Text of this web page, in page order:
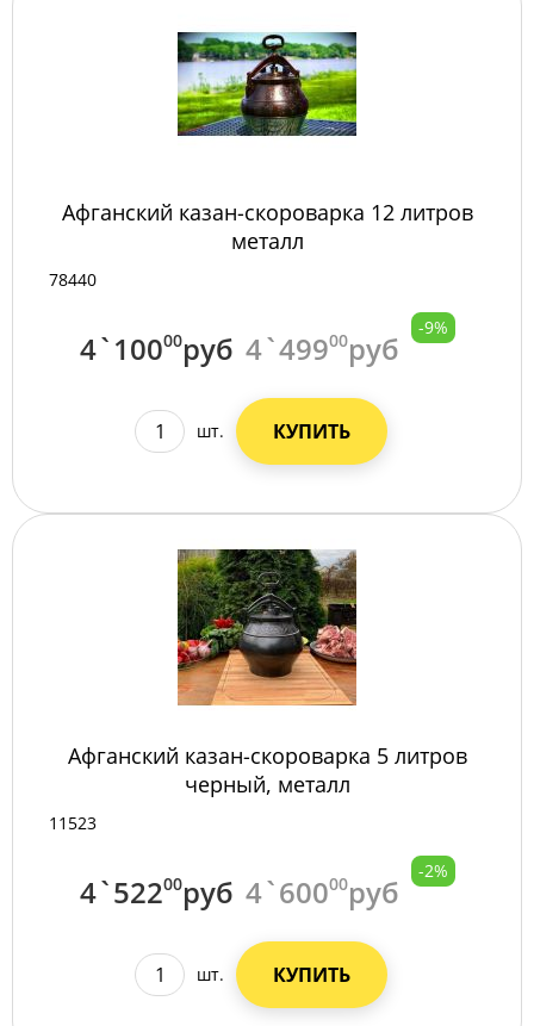
Афганский казан-скороварка 12 литров
металл
78440
4`10000руб 4`49900руб
-9%
шт. КУПИТЬ
Афганский казан-скороварка 5 литров
черный, металл
11523
4`52200руб 4`60000руб
-2%
шт. КУПИТЬ